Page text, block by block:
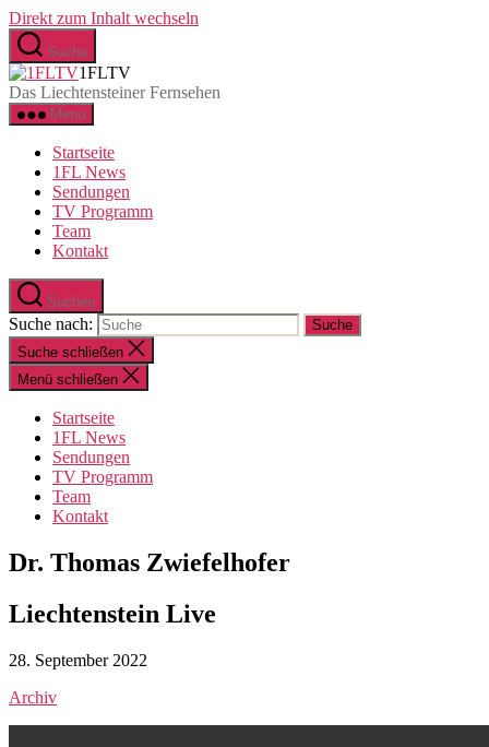
Direkt zum Inhalt wechseln
Suche
1FLTV
Das Liechtensteiner Fernsehen
Menü
Startseite
1FL News
Sendungen
TV Programm
Team
Kontakt
Suchen
Suche nach:
Suche schließen
Menü schließen
Startseite
1FL News
Sendungen
TV Programm
Team
Kontakt
Dr. Thomas Zwiefelhofer
Liechtenstein Live
28. September 2022
Archiv